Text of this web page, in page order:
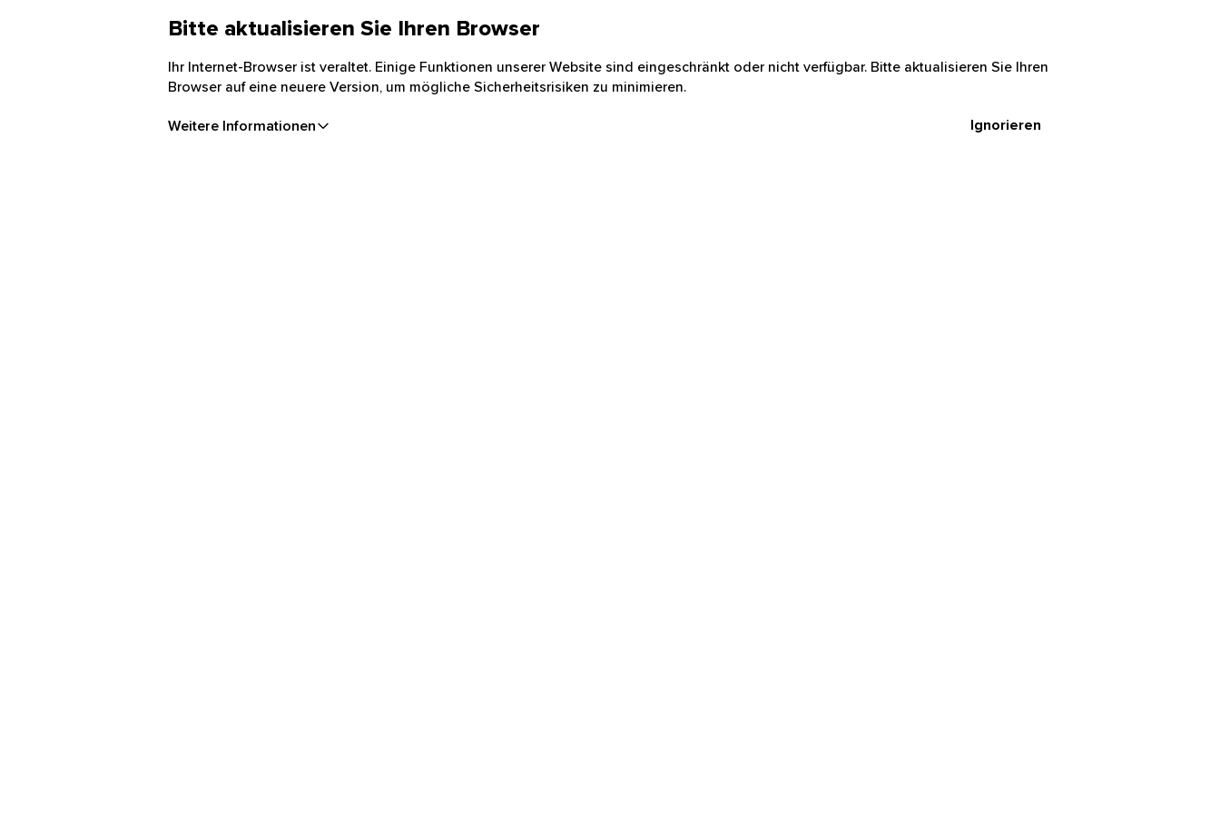
Bitte aktualisieren Sie Ihren Browser
Ihr Internet-Browser ist veraltet. Einige Funktionen unserer Website sind eingeschränkt oder nicht verfügbar. Bitte aktualisieren Sie Ihren
Browser auf eine neuere Version, um mögliche Sicherheitsrisiken zu minimieren.
Weitere Informationen Ignorieren